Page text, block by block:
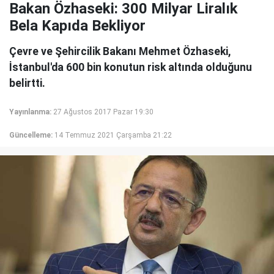
Bakan Özhaseki: 300 Milyar Liralık
Bela Kapıda Bekliyor
Çevre ve Şehircilik Bakanı Mehmet Özhaseki,
İstanbul'da 600 bin konutun risk altında olduğunu
belirtti.
Yayınlanma: 27 Ağustos 2017 Pazar 19:30
Güncelleme: 14 Temmuz 2021 Çarşamba 21:22